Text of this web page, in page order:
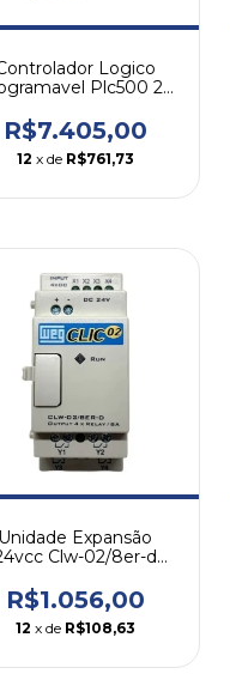
Logico
Plc500 24
R$7.405,00
12 x de R$761,73
Unidade Expansão
Clw-02/8er-d
R$1.056,00
12 x de R$108,63